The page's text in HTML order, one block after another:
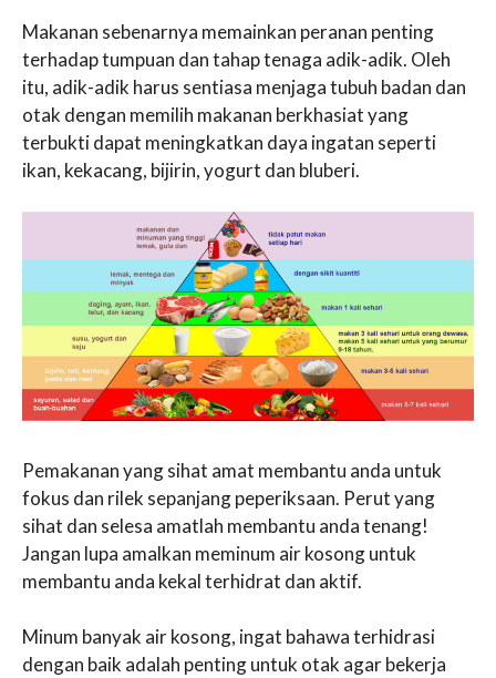
Makanan sebenarnya memainkan peranan penting
terhadap tumpuan dan tahap tenaga adik-adik. Oleh
itu, adik-adik harus sentiasa menjaga tubuh badan dan
otak dengan memilih makanan berkhasiat yang
terbukti dapat meningkatkan daya ingatan seperti
ikan, kekacang, bijirin, yogurt dan bluberi.
Pemakanan yang sihat amat membantu anda untuk
fokus dan rilek sepanjang peperiksaan. Perut yang
sihat dan selesa amatlah membantu anda tenang!
Jangan lupa amalkan meminum air kosong untuk
membantu anda kekal terhidrat dan aktif.
Minum banyak air kosong, ingat bahawa terhidrasi
dengan baik adalah penting untuk otak agar bekerja